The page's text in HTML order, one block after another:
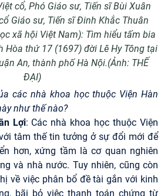
cổ, Phó Giáo sư, Tiến sĩ Bùi Xuân
Giáo sư, Tiến sĩ Đinh Khắc Thuân
xã hội Việt Nam): Tìm hiểu tấm bia
Hòa thứ 17 (1697) đời Lê Hy Tông tại
An, thành phố Hà Nội.(Ảnh: THẾ
ĐẠI)
các nhà khoa học thuộc Viện Hàn
như thế nào?
Lợi: Các nhà khoa học thuộc Viện
tâm thế tin tưởng ở sự đổi mới để
hơn, xứng tầm là cơ quan nghiên
và nhà nước. Tuy nhiên, cũng còn
về việc phân bổ đề tài gắn với kinh
bãi bỏ việc thanh toán chứng từ